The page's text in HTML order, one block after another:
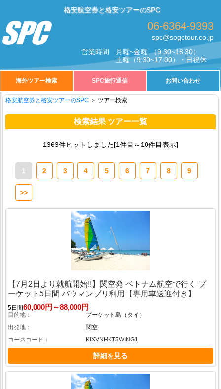
格安航空券と格安ツアーのSPC
06-6364-9393
spc@sogotour.co.jp
営業時間
月曜~金曜 （9:30~18:30）
土曜（9:30~17:00）・日祝休
海外ツアー検索 SPC旅行通信 お問い合わせ
格安航空券と格安ツアーのSPC ツアー検索
検索結果 ツアー一覧
1363件ヒットしました[1件目～10件目表示]
1 2 3 4 5 6 7 8 9
>>
【7月2日より就航開始!!】関空発 ベトナム航空で行く プ
ーケット5日間 バウマンブリ利用【専用車送迎付き】
5日間60,000円～88,000円
目的地
プーケット島（タイ）
出発地
関空
コースコード
KIXVNHKT5WING1
詳細を見る